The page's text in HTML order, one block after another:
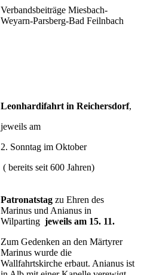
Verbandsbeiträge Miesbach-
Weyarn-Parsberg-Bad Feilnbach
Leonhardifahrt in Reichersdorf,
jeweils am
2. Sonntag im Oktober
( bereits seit 600 Jahren)
Patronatstag zu Ehren des
Marinus und Anianus in
Wilparting jeweils am 15. 11.
Zum Gedenken an den Märtyrer
Marinus wurde die
Wallfahrtskirche erbaut. Anianus ist